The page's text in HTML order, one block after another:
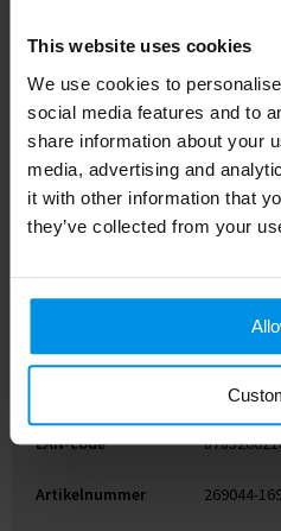
This website uses cookies
We use cookies to
social media features and to
share information about your
media, advertising and
it with other information that
they’ve collected from your
Specificaties
Inhoud 1021.4103
Diameter 8.5 cm
Materiaal PP,
EAN-code
Artikelnummer 269044-